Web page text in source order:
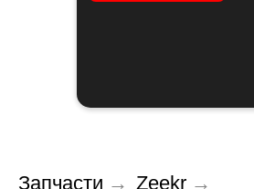
Запчасти → Zeekr →